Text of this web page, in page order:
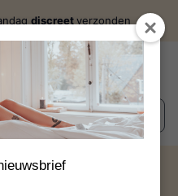
discreetverzonden